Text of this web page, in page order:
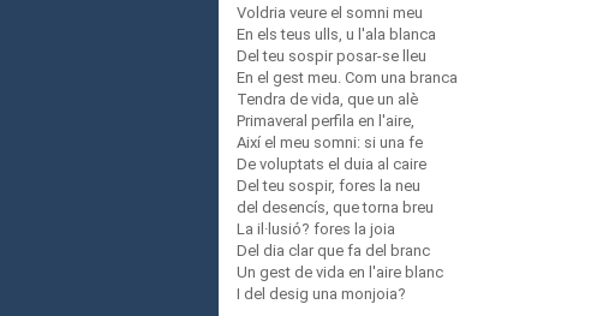
Voldria veure el somni meu
En els teus ulls, u l'ala blanca
Del teu sospir posar-se lleu
En el gest meu. Com una branca
Tendra de vida, que un alè
Primaveral perfila en l'aire,
Així el meu somni: si una fe
De voluptats el duia al caire
Del teu sospir, fores la neu
del desencís, que torna breu
La il·lusió? fores la joia
Del dia clar que fa del branc
Un gest de vida en l'aire blanc
I del desig una monjoia?